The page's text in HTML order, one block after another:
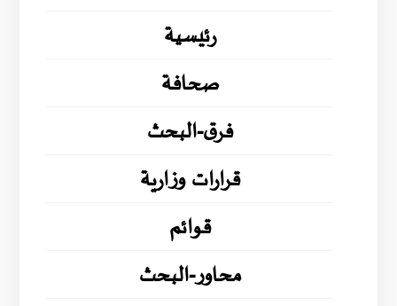
رئيسية
صحافة
فرق-البحث
قرارات وزارية
قوائم
محاور-البحث